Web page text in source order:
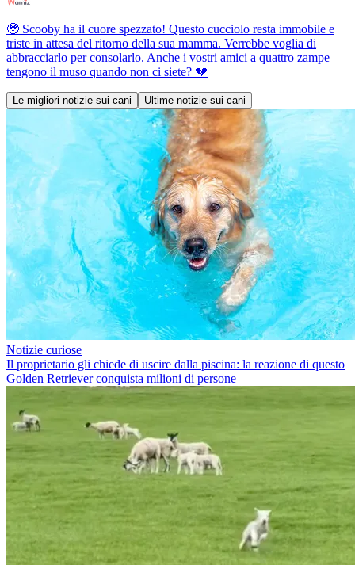
🥹 Scooby ha il cuore spezzato! Questo cucciolo resta immobile e
triste in attesa del ritorno della sua mamma. Verrebbe voglia di
abbracciarlo per consolarlo. Anche i vostri amici a quattro zampe
tengono il muso quando non ci siete? 💔
Le migliori notizie sui cani Ultime notizie sui cani
Notizie curiose
Il proprietario gli chiede di uscire dalla piscina: la reazione di questo
Golden Retriever conquista milioni di persone